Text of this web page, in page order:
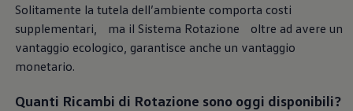
Solitamente la tutela dell’ambiente comporta costi
supplementari, ma il Sistema Rotazione oltre ad avere un
vantaggio ecologico, garantisce anche un vantaggio
monetario.
Quanti Ricambi di Rotazione sono oggi disponibili?